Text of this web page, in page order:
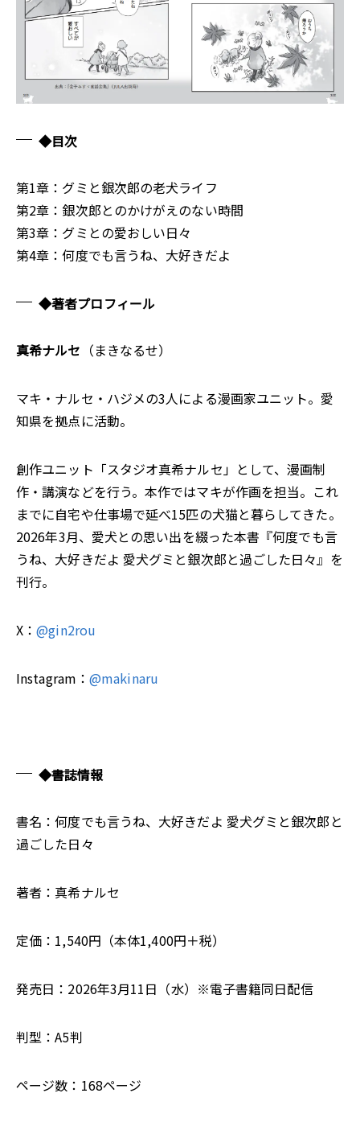
◆目次
第1章：グミと銀次郎の老犬ライフ
第2章：銀次郎とのかけがえのない時間
第3章：グミとの愛おしい日々
第4章：何度でも言うね、大好きだよ
◆著者プロフィール
真希ナルセ （まきなるせ）
マキ・ナルセ・ハジメの3人による漫画家ユニット。愛
知県を拠点に活動。
創作ユニット「スタジオ真希ナルセ」として、漫画制
作・講演などを行う。本作ではマキが作画を担当。これ
までに自宅や仕事場で延べ15匹の犬猫と暮らしてきた。
2026年3月、愛犬との思い出を綴った本書『何度でも言
うね、大好きだよ 愛犬グミと銀次郎と過ごした日々』を
刊行。
X：@gin2rou
Instagram： @makinaru
◆書誌情報
書名：何度でも言うね、大好きだよ 愛犬グミと銀次郎と
過ごした日々
著者：真希ナルセ
定価：1,540円（本体1,400円＋税）
発売日：2026年3月11日（水）※電子書籍同日配信
判型：A5判
ページ数：168ページ